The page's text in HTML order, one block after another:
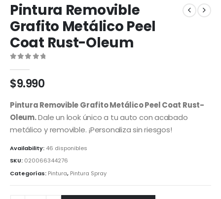
Pintura Removible
Grafito Metálico Peel
Coat Rust-Oleum
$9.990
Pintura Removible Grafito Metálico Peel Coat Rust-
Oleum.Dale un look único a tu auto con acabado
metálico y removible. ¡Personaliza sin riesgos!
Availability: 46 disponibles
SKU: 020066344276
Categorías: Pintura, Pintura Spray